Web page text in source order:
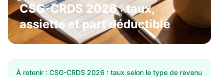
CSG-CRDS 2026 : taux,
assiette et part déductible
À retenir : CSG-CRDS 2026 : taux selon le type de revenu